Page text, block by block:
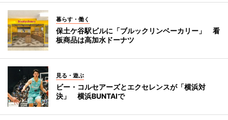
暮らす・働く
保土ケ谷駅ビルに「ブルックリンベーカリー」 看
板商品は高加水ドーナツ
見る・遊ぶ
ビー・コルセアーズとエクセレンスが「横浜対
決」 横浜BUNTAIで